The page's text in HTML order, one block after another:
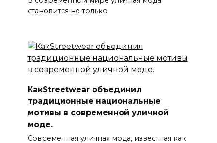
становится не только
КакStreetwear объединил
традиционные национальные
мотивы в современной уличной
моде.
Современная уличная мода, известная как